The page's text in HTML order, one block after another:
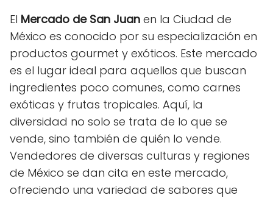
El Mercado de San Juan en la Ciudad de
México es conocido por su especialización en
productos gourmet y exóticos. Este mercado
es el lugar ideal para aquellos que buscan
ingredientes poco comunes, como carnes
exóticas y frutas tropicales. Aquí, la
diversidad no solo se trata de lo que se
vende, sino también de quién lo vende.
Vendedores de diversas culturas y regiones
de México se dan cita en este mercado,
ofreciendo una variedad de sabores que